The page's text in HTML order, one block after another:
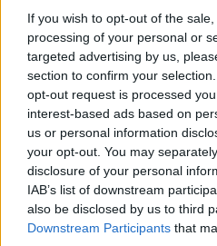
If you wish to opt-out of the
processing of your personal or
targeted advertising by us,
section to confirm your
opt-out request is processed
interest-based ads based on
us or personal information
your opt-out. You may
disclosure of your personal
IAB’s list of downstream
also be disclosed by us to third
Downstream Participants that
Przy pierwszym kontakcie
wycofane, ale przy bliższym
bardzo towarzyskie. Bardzo
łatwo je do siebie zranić, a
niezwykle trudno.
Udostępnij swój wynik!
FacebookTwitter
Wynik
Pozycja kloca
Osoby, które wybierają taką